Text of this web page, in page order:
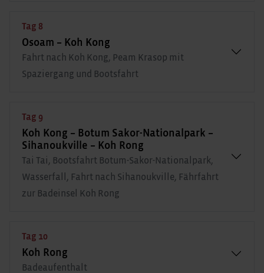
Tag 8
Osoam – Koh Kong
Fahrt nach Koh Kong, Peam Krasop mit
Spaziergang und Bootsfahrt
Tag 9
Koh Kong – Botum Sakor-Nationalpark –
Sihanoukville – Koh Rong
Tai Tai, Bootsfahrt Botum-Sakor-Nationalpark,
Wasserfall, Fahrt nach Sihanoukville, Fährfahrt
zur Badeinsel Koh Rong
Tag 10
Koh Rong
Badeaufenthalt